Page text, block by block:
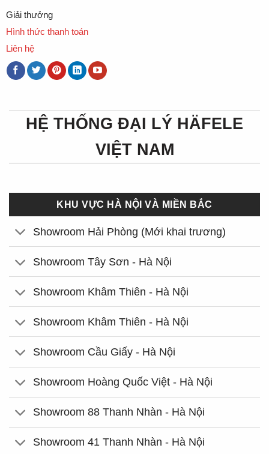
Giải thưởng
Hình thức thanh toán
Liên hệ
HỆ THỐNG ĐẠI LÝ HÄFELE
VIỆT NAM
KHU VỰC HÀ NỘI VÀ MIỀN BẮC
Showroom Hải Phòng (Mới khai trương)
Showroom Tây Sơn - Hà Nội
Showroom Khâm Thiên - Hà Nội
Showroom Khâm Thiên - Hà Nội
Showroom Cầu Giấy - Hà Nội
Showroom Hoàng Quốc Việt - Hà Nội
Showroom 88 Thanh Nhàn - Hà Nội
Showroom 41 Thanh Nhàn - Hà Nội